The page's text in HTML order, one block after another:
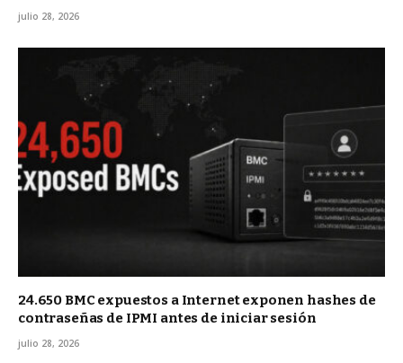
julio 28, 2026
24.650 BMC expuestos a Internet exponen hashes de
contraseñas de IPMI antes de iniciar sesión
julio 28, 2026